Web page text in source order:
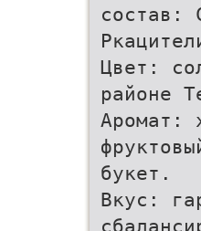
состав:
Цвет:
районе
Аромат:
букет.
Вкус: